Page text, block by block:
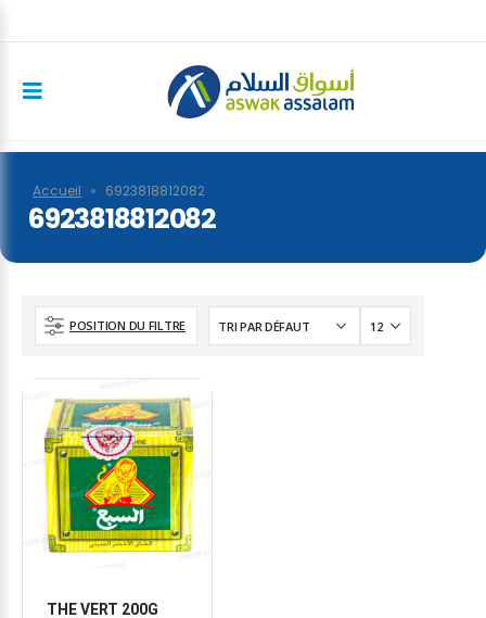
Accueil » 6923818812082
6923818812082
POSITION DU FILTRE
THE VERT 200G